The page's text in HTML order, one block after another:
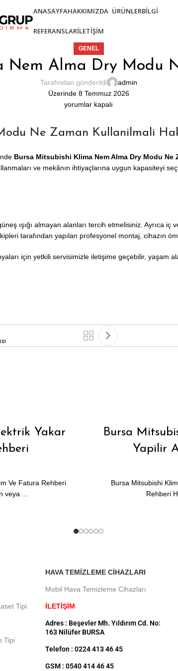
ANASAYFAHAKKIMIZDA ÜRÜNLERBILGI
REFERANSLARİLETIŞIM
GENEL
Nem Alma Dry Modu
Tarafından gönderildi
admin
Üzerinde 8 Temmuz 2026
yorumlar kapalı
Ne Zaman Kullanilmali
Bursa Mitsubishi Klima Nem Alma Dry Modu Ne
ve mekânın ihtiyaçlarına uygun kapasiteyi
ışığı almayan alanları tercih etmelisiniz. Ayrıca
tarafından yapılan profesyonel montaj, cihazın
için yetkili servisimizle iletişime geçebilir, yaşam
Yakar
Ve Fatura Rehberi
veya ...
Bursa
Yapilir
Bursa Mitsubishi
Rehberi
Tipi
Tipi
HAVA TEMIZLEME CIHAZLARI
Mobil Hava Temizleme Cihazları
İLETİŞİM
Adres : Beşevler Mh. Yıldırım Cd. No:
163 Nilüfer BURSA
Telefon : 0224 413 46 45
GSM : 0540 414 46 45